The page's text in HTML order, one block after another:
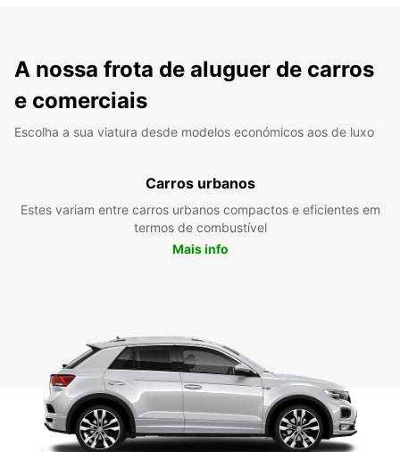
A nossa frota de aluguer de carros
e comerciais
Escolha a sua viatura desde modelos económicos aos de luxo
Carros urbanos
Estes variam entre carros urbanos compactos e eficientes em
termos de combustível
Mais info